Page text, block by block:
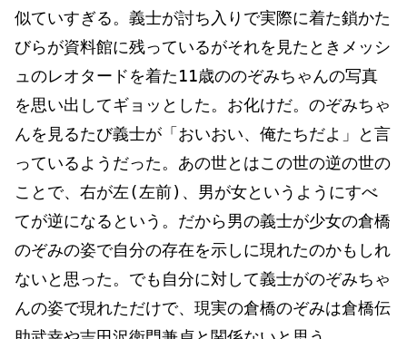
似ていすぎる。義士が討ち入りで実際に着た鎖かた
びらが資料館に残っているがそれを見たときメッシ
ュのレオタードを着た11歳ののぞみちゃんの写真
を思い出してギョッとした。お化けだ。のぞみちゃ
んを見るたび義士が「おいおい、俺たちだよ」と言
っているようだった。あの世とはこの世の逆の世の
ことで、右が左(左前) 、男が女というようにすべ
てが逆になるという。だから男の義士が少女の倉橋
のぞみの姿で自分の存在を示しに現れたのかもしれ
ないと思った。 でも自分に対して義士がのぞみちゃ
んの姿で現れただけで、現実の倉橋のぞみは倉橋伝